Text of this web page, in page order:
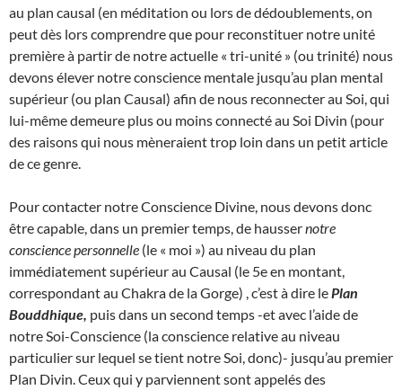
au plan causal (en méditation ou lors de dédoublements, on
peut dès lors comprendre que pour reconstituer notre unité
première à partir de notre actuelle « tri-unité » (ou trinité) nous
devons élever notre conscience mentale jusqu’au plan mental
supérieur (ou plan Causal) afin de nous reconnecter au Soi, qui
lui-même demeure plus ou moins connecté au Soi Divin (pour
des raisons qui nous mèneraient trop loin dans un petit article
de ce genre.
Pour contacter notre Conscience Divine, nous devons donc
être capable, dans un premier temps, de haussernotre
conscience personnelle (le « moi ») au niveau du plan
immédiatement supérieur au Causal (le 5e en montant,
correspondant au Chakra de la Gorge) , c’est à dire le Plan
Bouddhique, puis dans un second temps -et avec l’aide de
notre Soi-Conscience (la conscience relative au niveau
particulier sur lequel se tient notre Soi, donc)- jusqu’au premier
Plan Divin. Ceux qui y parviennent sont appelés des